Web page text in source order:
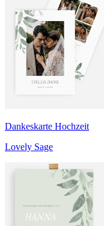
Dankeskarte Hochzeit
Lovely Sage